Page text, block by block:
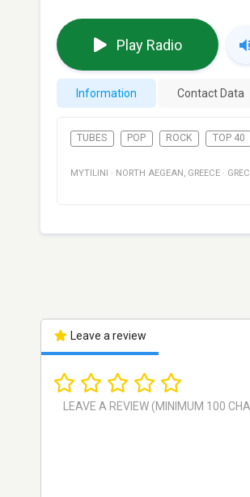
Play Radio
Information Contact Data
TUBES POP ROCK TOP 40
MYTILINI · NORTH AEGEAN , GREECE · GREC
Leave a review